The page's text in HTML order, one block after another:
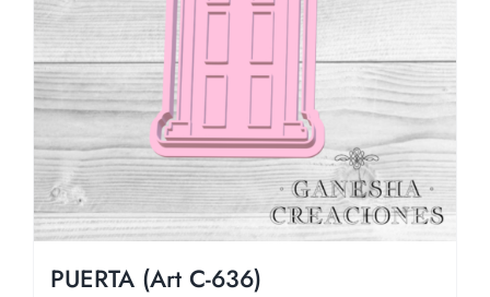
PUERTA (Art C-636)